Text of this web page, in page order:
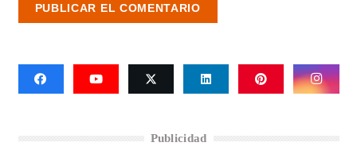
PUBLICAR EL COMENTARIO
Publicidad